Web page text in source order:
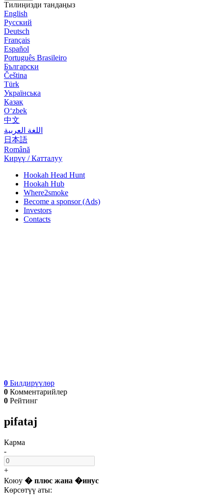
Тилиңизди тандаңыз
English
Русский
Deutsch
Français
Español
Português Brasileiro
Български
Čeština
Türk
Українська
Қазақ
Оʻzbek
中文
اللغة العربية
日本語
Română
Кирүү / Катталуу
Hookah Head Hunt
Hookah Hub
Where2smoke
Become a sponsor (Ads)
Investors
Contacts
0 Билдирүүлөр
0 Комментарийлер
0 Рейтинг
pifataj
Карма
-
+
Коюу � плюс жана �инус
Көрсөтүү аты: